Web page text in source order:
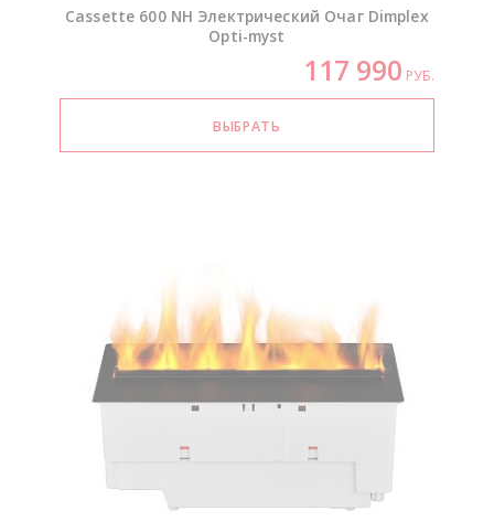
Cassette 600 NH Электрический Очаг Dimplex
Opti-myst
117 990 РУБ.